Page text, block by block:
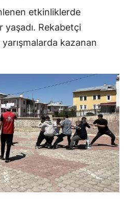
etkinliklerde
Rekabetçi
kazanan